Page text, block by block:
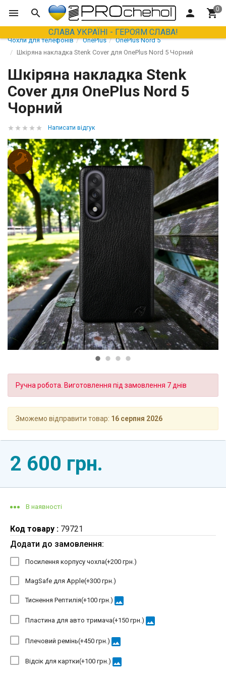
СЛАВА УКРАЇНІ - ГЕРОЯМ СЛАВА!
Чохли для телефонів OnePlus
OnePlus Nord 5
Шкіряна накладка Stenk Cover для OnePlus Nord 5 Чорний
Шкіряна накладка Stenk
Cover для OnePlus Nord 5
Чорний
Написати відгук
Ручна робота. Виготовлення під замовлення 7 днів
Зможемо відправити товар: 16 серпня 2026
2 600 грн.
В наявності
Код товару : 79721
Додати до замовлення:
Посилення корпусу чохла(+200 грн.)
MagSafe для Apple(+300 грн.)
Тиснення Рептилія(+100 грн.) image
Пластина для авто тримача(+150 грн.) image
Плечовий ремінь(+450 грн.) image
Відсік для картки(+100 грн.) image